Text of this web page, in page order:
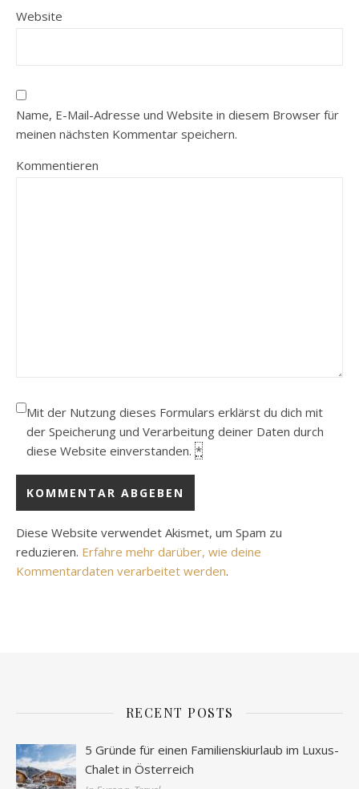
Website
Name, E-Mail-Adresse und Website in diesem Browser für
meinen nächsten Kommentar speichern.
Kommentieren
Mit der Nutzung dieses Formulars erklärst du dich mit
der Speicherung und Verarbeitung deiner Daten durch
diese Website einverstanden. *
Diese Website verwendet Akismet, um Spam zu
reduzieren. Erfahre mehr darüber, wie deine
Kommentardaten verarbeitet werden.
RECENT POSTS
5 Gründe für einen Familienskiurlaub im Luxus-
Chalet in Österreich